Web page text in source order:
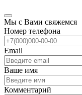
Мы с Вами свяжемся
Номер телефона
Email
Ваше имя
Комментарий